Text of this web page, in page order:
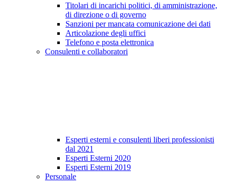
Titolari di incarichi politici, di amministrazione,
di direzione o di governo
Sanzioni per mancata comunicazione dei dati
Articolazione degli uffici
Telefono e posta elettronica
Consulenti e collaboratori
Esperti esterni e consulenti liberi professionisti
dal 2021
Esperti Esterni 2020
Esperti Esterni 2019
Personale